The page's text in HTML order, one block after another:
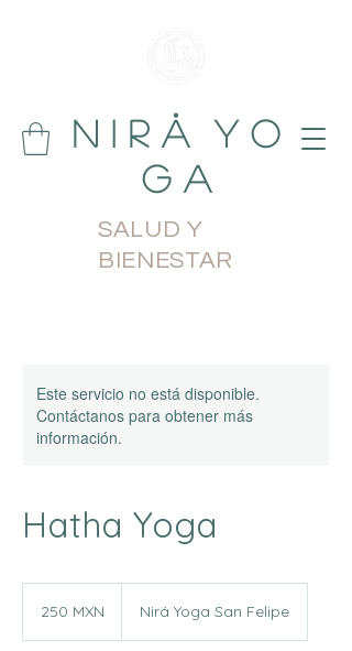
N i r å Y o
g a
SALUD Y
BIENESTAR
Este servicio no está disponible.
Contáctanos para obtener más
información.
Hatha Yoga
mexicanos
250 MXN Nirá Yoga San Felipe